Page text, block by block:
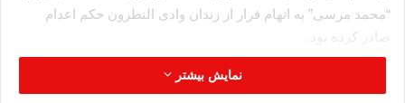
“محمد مرسی” به اتهام فرار از زندان وادی النطرون حکم اعدام
صادر کرده بود.
http://www.ghatreh.com/news/nn27371150.
نمایش بیشتر